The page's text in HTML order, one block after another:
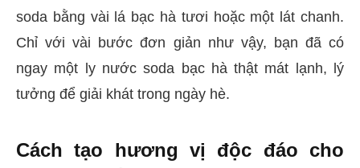
soda bằng vài lá bạc hà tươi hoặc một lát chanh.
Chỉ với vài bước đơn giản như vậy, bạn đã có
ngay một ly nước soda bạc hà thật mát lạnh, lý
tưởng để giải khát trong ngày hè.
Cách tạo hương vị độc đáo cho